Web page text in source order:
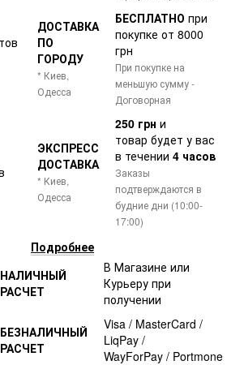
ДОСТАВКА
ПО
ГОРОДУ
* Киев,
Одесса
БЕСПЛАТНО при
покупке от 8000
грн
При покупке на
меньшую сумму -
Договорная
ЭКСПРЕСС
ДОСТАВКА
* Киев,
Одесса
250 грн и
товар будет у вас
в течении 4 часов
Заказы
подтверждаются в
будние дни (10:00-
17:00)
Подробнее
НАЛИЧНЫЙ
РАСЧЕТ
В Магазине или
Курьеру при
получении
БЕЗНАЛИЧНЫЙ
РАСЧЕТ
Visa / MasterCard /
LiqPay /
WayForPay / Portmone